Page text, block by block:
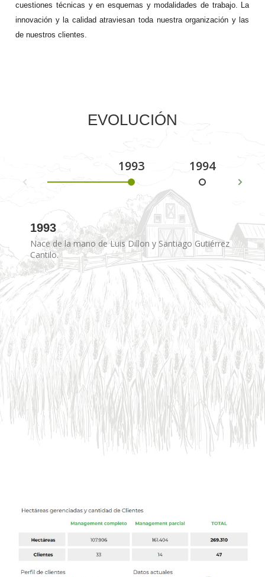
cuestiones técnicas y en esquemas y modalidades de trabajo. La
innovación y la calidad atraviesan toda nuestra organización y las
de nuestros clientes.
EVOLUCIÓN
1993 1994
1993
Nace de la mano de Luis Dillon y Santiago Gutiérrez
Cantilo.